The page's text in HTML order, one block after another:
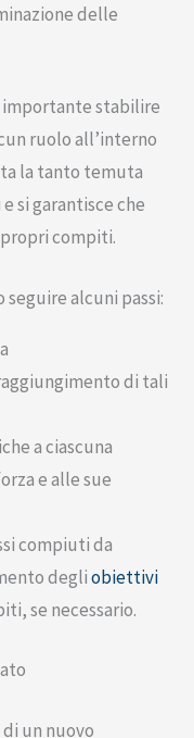
delle
importante stabilire
ruolo all’interno
la tanto temuta
si garantisce che
compiti.
alcuni passi:
di tali
a ciascuna
e alle sue
compiuti da
degliobiettivi
se necessario.
un nuovo